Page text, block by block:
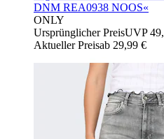
DNM REA0938 NOOS«
ONLY
Ursprünglicher PreisUVP
Aktueller Preisab 29,99 €